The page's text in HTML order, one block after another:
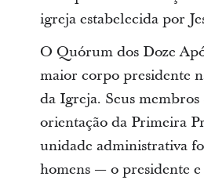
igreja estabelecida por
O Quórum dos Doze
maior corpo presidente
da Igreja. Seus membros
orientação da Primeira
unidade administrativa
homens — o presidente